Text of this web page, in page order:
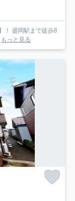
歩8
もっと見る